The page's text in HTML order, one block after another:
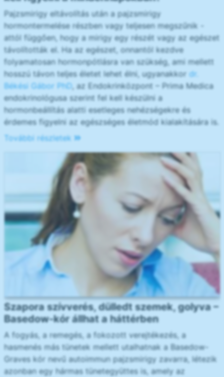
Pajzsmirigy eltávolítás után a pajzsmirigy
hormontermelése részben vagy teljesen megszűnik -
attól függően, hogy a mirigy egy részét vagy az egészet
távolították el. Ha az egészet, onnantól kezdve
folyamatosan hormonpótlásra van szükség, ami mellett
hosszú távon teljes életet lehet élni, ugyanakkor dr.
Békési Gábor PhD
, az Endokrinközpont – Prima Medica
endokrinológusa szerint fel kell készülni a
hormonbeállítás alatti esetleges nehézségekre és
érdemes figyelni az egészséges életmód kialakítására is.
További részletek
Szapora szívverés, dülledt szemek, golyva –
Basedow-kór állhat a háttérben
A fogyás, a remegés, a fokozott verejtékezés, a
hasmenés más tünetek mellett utalhatnak a Basedow-
Graves kór nevű autoimmun pajzsmirigy zavarra, létezik
azonban egy hármas tünetegyüttes is, amely az